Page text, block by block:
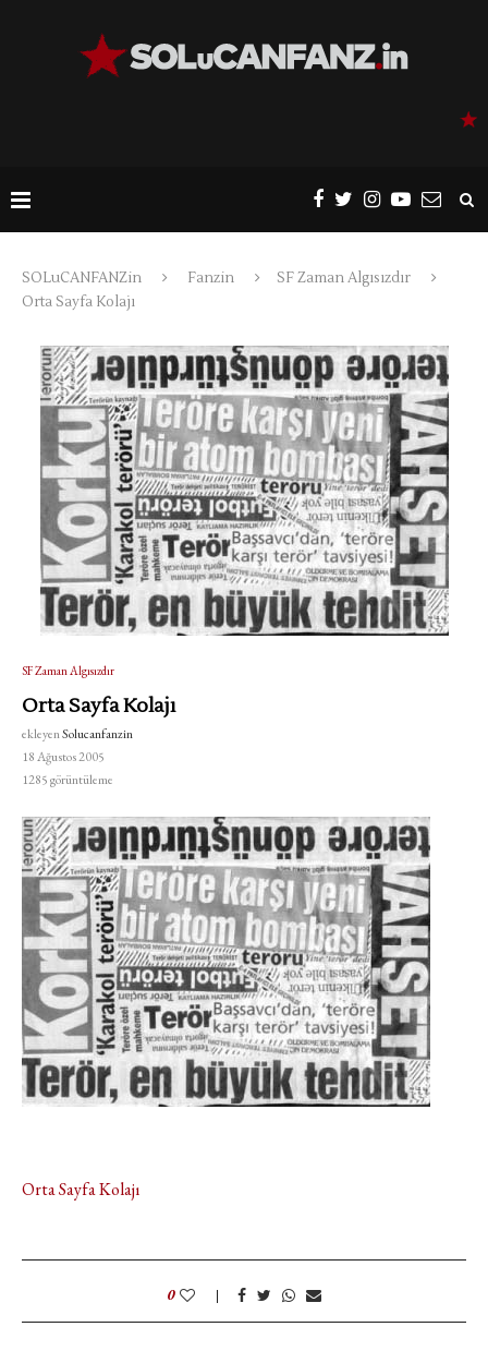
SOLuCANFANZin Fanzin
SF Zaman Algısızdır
Orta Sayfa Kolajı
SF Zaman Algısızdır
Orta Sayfa Kolajı
ekleyenSolucanfanzin
18 Ağustos 2005
1285görüntüleme
Orta Sayfa Kolajı
0